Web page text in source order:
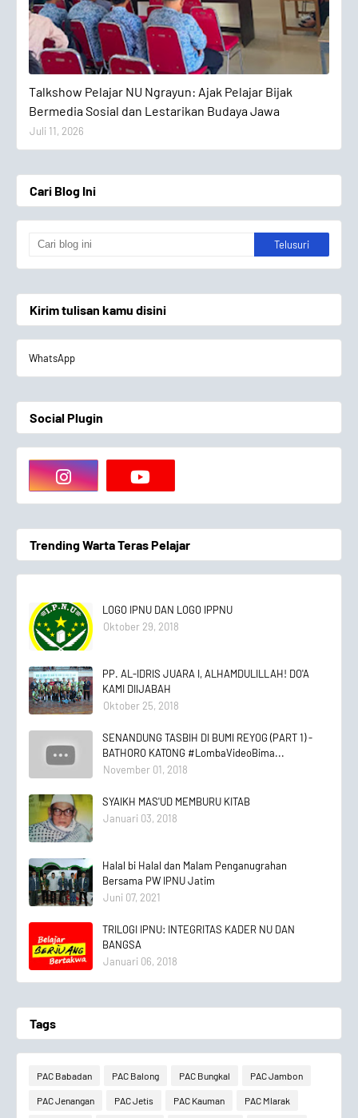
Talkshow Pelajar NU Ngrayun: Ajak Pelajar Bijak
Bermedia Sosial dan Lestarikan Budaya Jawa
Juli 11, 2026
Cari Blog Ini
Kirim tulisan kamu disini
WhatsApp
Social Plugin
Trending Warta Teras Pelajar
LOGO IPNU DAN LOGO IPPNU
Oktober 29, 2018
PP. AL-IDRIS JUARA I, ALHAMDULILLAH! DO'A
KAMI DIIJABAH
Oktober 25, 2018
SENANDUNG TASBIH DI BUMI REYOG (PART 1) -
BATHORO KATONG #LombaVideoBima...
November 01, 2018
SYAIKH MAS'UD MEMBURU KITAB
Januari 03, 2018
Halal bi Halal dan Malam Penganugrahan
Bersama PW IPNU Jatim
Juni 07, 2021
TRILOGI IPNU: INTEGRITAS KADER NU DAN
BANGSA
Januari 06, 2018
Tags
PAC Babadan PAC Balong PAC Bungkal PAC Jambon
PAC Jenangan PAC Jetis PAC Kauman PAC Mlarak